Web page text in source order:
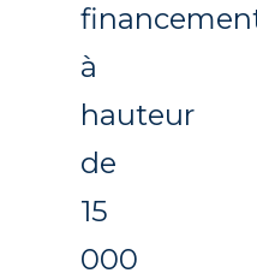
à
hauteur
de
15
000